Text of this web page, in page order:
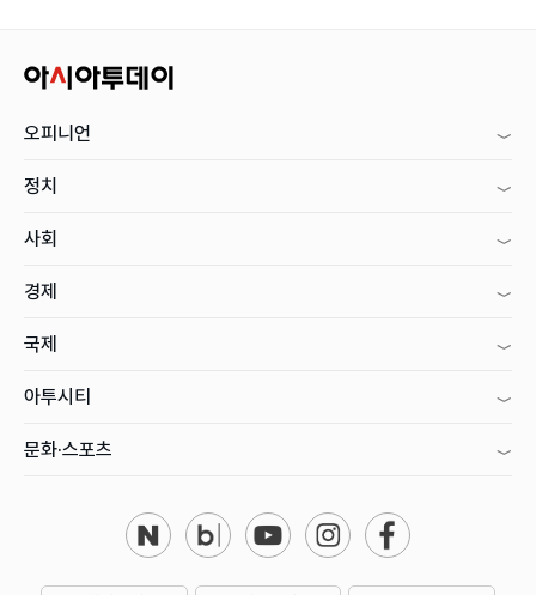
오피니언
정치
사회
경제
국제
아투시티
문화·스포츠